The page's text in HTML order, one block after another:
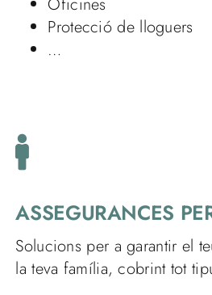
Protecció de lloguers
…
ASSEGURANCES
Solucions per a garantir el
la teva família, cobrint tot